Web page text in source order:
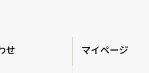
せ マイページ